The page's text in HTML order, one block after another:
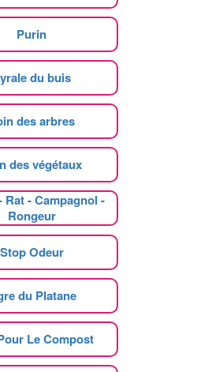
Purin
du buis
des arbres
des végétaux
Rat - Campagnol -
Rongeur
Stop Odeur
du Platane
Le Compost